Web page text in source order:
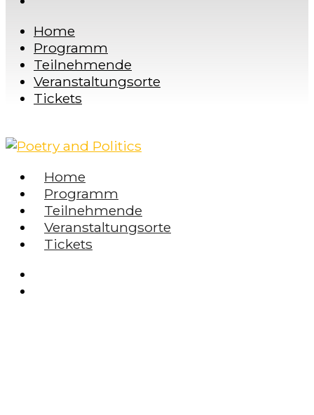
Home
Programm
Teilnehmende
Veranstaltungsorte
Tickets
Home
Programm
Teilnehmende
Veranstaltungsorte
Tickets